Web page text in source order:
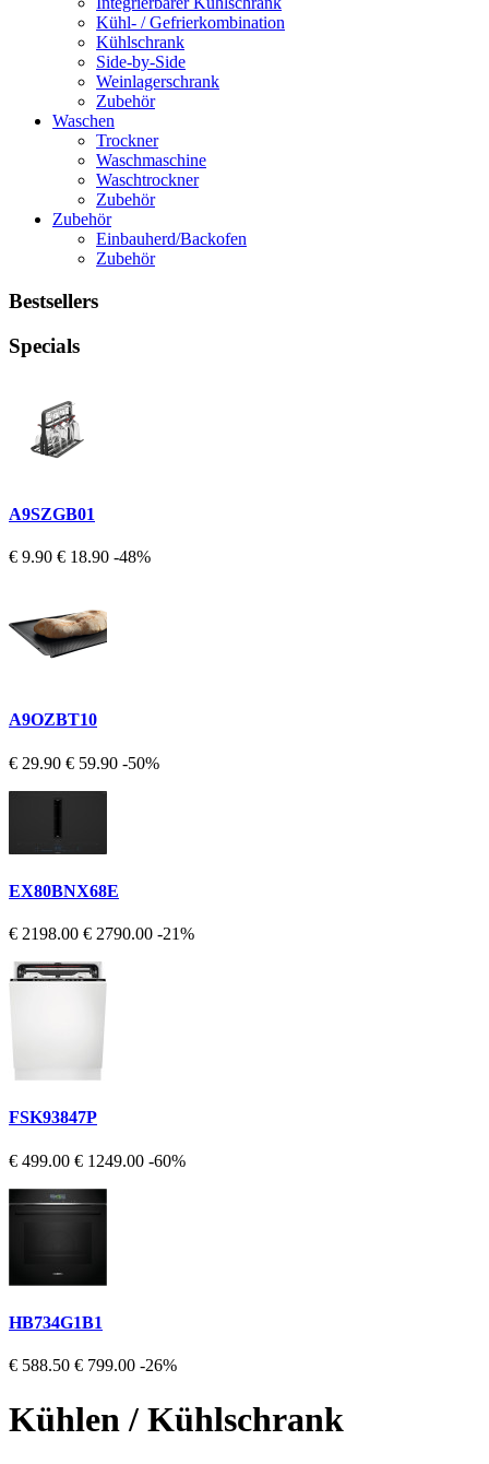
Kühl- / Gefrierkombination
Kühlschrank
Side-by-Side
Weinlagerschrank
Zubehör
Waschen
Trockner
Waschmaschine
Waschtrockner
Zubehör
Zubehör
Einbauherd/Backofen
Zubehör
Bestsellers
Specials
A9SZGB01
€ 9.90 € 18.90 -48%
A9OZBT10
€ 29.90 € 59.90 -50%
EX80BNX68E
€ 2198.00 € 2790.00 -21%
FSK93847P
€ 499.00 € 1249.00 -60%
HB734G1B1
€ 588.50 € 799.00 -26%
Kühlen / Kühlschrank